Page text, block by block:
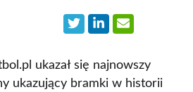
ukazał się najnowszy
ukazujący bramki w historii